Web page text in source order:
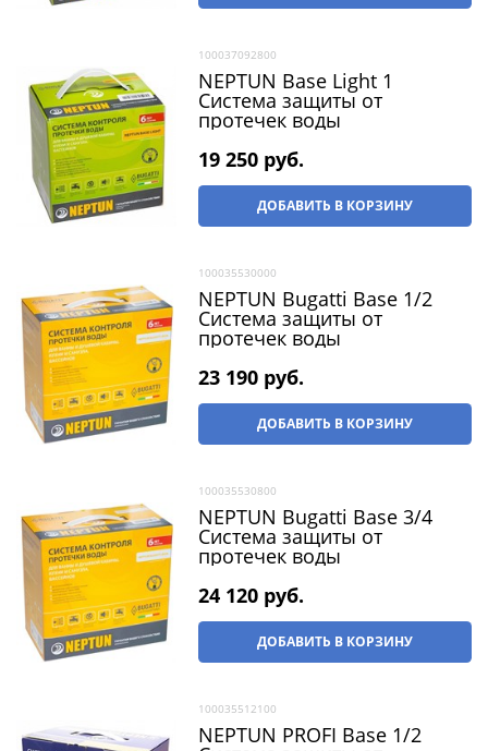
100037092800
NEPTUN Base Light 1
Система защиты от
протечек воды
19 250 руб.
ДОБАВИТЬ В КОРЗИНУ
100035530000
NEPTUN Bugatti Base 1/2
Система защиты от
протечек воды
23 190 руб.
ДОБАВИТЬ В КОРЗИНУ
100035530800
NEPTUN Bugatti Base 3/4
Система защиты от
протечек воды
24 120 руб.
ДОБАВИТЬ В КОРЗИНУ
100035512100
NEPTUN PROFI Base 1/2